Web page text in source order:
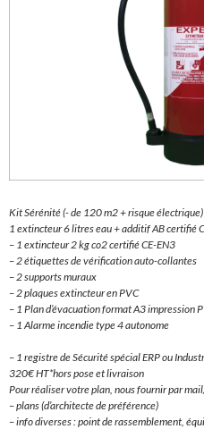
Kit Sérénité (- de 120 m2 + risque
1 extincteur 6 litres eau + additif AB certifié
– 1 extincteur 2 kg co2 certifié CE-EN3
– 2 étiquettes de vérification auto-collantes
– 2 supports muraux
– 2 plaques extincteur en PVC
– 1 Plan d’évacuation format A3 impression
– 1 Alarme incendie type 4 autonome
– 1 registre de Sécurité spécial ERP ou
320€ HT*hors pose et livraison
Pour réaliser votre plan, nous fournir par
– plans (d’architecte de préférence)
– info diverses : point de rassemblement,